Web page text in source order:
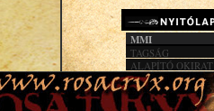
MMI
TAGSÁG
ALAPÍTÓ OKIRAT
KÖZHASZN. JEL.
1%